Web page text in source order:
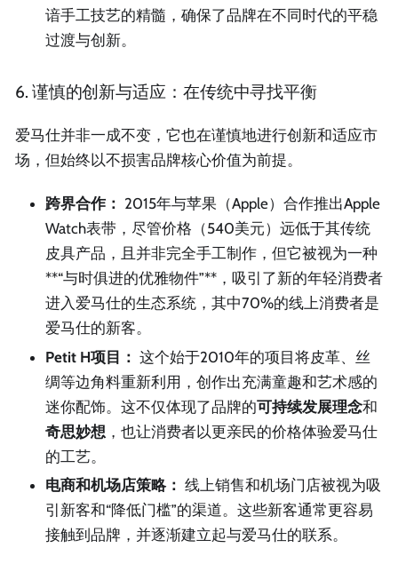
谙手工技艺的精髓，确保了品牌在不同时代的平稳
过渡与创新。
6. 谨慎的创新与适应：在传统中寻找平衡
爱马仕并非一成不变，它也在谨慎地进行创新和适应市
场，但始终以不损害品牌核心价值为前提。
跨界合作： 2015年与苹果（Apple）合作推出Apple
Watch表带，尽管价格（540美元）远低于其传统
皮具产品，且并非完全手工制作，但它被视为一种
**“与时俱进的优雅物件”**，吸引了新的年轻消费者
进入爱马仕的生态系统，其中70%的线上消费者是
爱马仕的新客。
Petit H项目： 这个始于2010年的项目将皮革、丝
绸等边角料重新利用，创作出充满童趣和艺术感的
迷你配饰。这不仅体现了品牌的可持续发展理念和
奇思妙想 ，也让消费者以更亲民的价格体验爱马仕
的工艺。
电商和机场店策略： 线上销售和机场门店被视为吸
引新客和“降低门槛”的渠道。这些新客通常更容易
接触到品牌，并逐渐建立起与爱马仕的联系。